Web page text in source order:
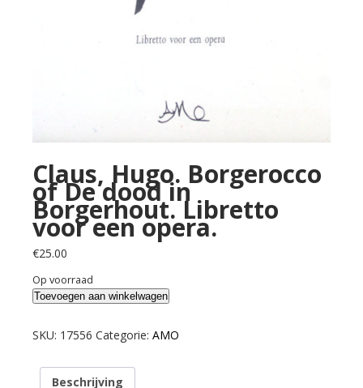
Claus, Hugo. Borgerocco
of De dood in
Borgerhout. Libretto
voor een opera.
€25.00
Op voorraad
Claus,
Borgerocco
De
Toevoegen aan winkelwagen
SKU: 17556 Categorie: AMO
Beschrijving